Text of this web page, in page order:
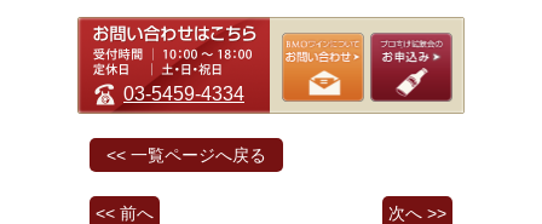
03-5459-4334
<< 一覧ページへ戻る
<< 前へ 次へ >>